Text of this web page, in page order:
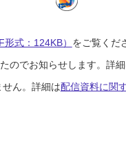
式：124KB） をご覧くだ
のでお知らせします。詳
ん。詳細は配信資料に関